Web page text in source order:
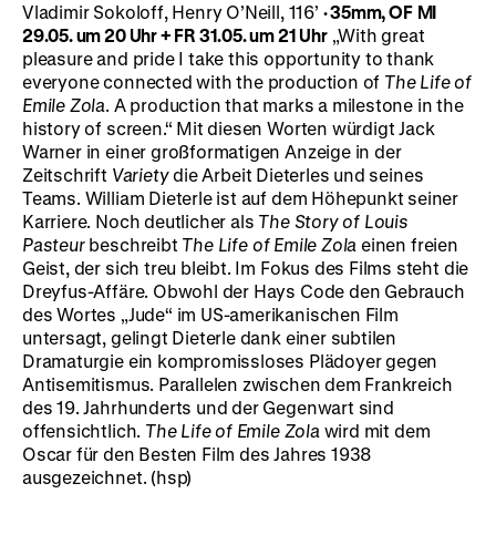
Vladimir Sokoloff, Henry O’Neill, 116’ · 35mm, OF MI
29.05. um 20 Uhr + FR 31.05. um 21 Uhr„With great
pleasure and pride I take this opportunity to thank
everyone connected with the production of The Life of
Emile Zola. A production that marks a milestone in the
history of screen.“ Mit diesen Worten würdigt Jack
Warner in einer großformatigen Anzeige in der
Zeitschrift Varietydie Arbeit Dieterles und seines
Teams. William Dieterle ist auf dem Höhepunkt seiner
Karriere. Noch deutlicher als The Story of Louis
Pasteurbeschreibt The Life of Emile Zola einen freien
Geist, der sich treu bleibt. Im Fokus des Films steht die
Dreyfus-Affäre. Obwohl der Hays Code den Gebrauch
des Wortes „Jude“ im US-amerikanischen Film
untersagt, gelingt Dieterle dank einer subtilen
Dramaturgie ein kompromissloses Plädoyer gegen
Antisemitismus. Parallelen zwischen dem Frankreich
des 19. Jahrhunderts und der Gegenwart sind
offensichtlich. The Life of Emile Zolawird mit dem
Oscar für den Besten Film des Jahres 1938
ausgezeichnet. (hsp)